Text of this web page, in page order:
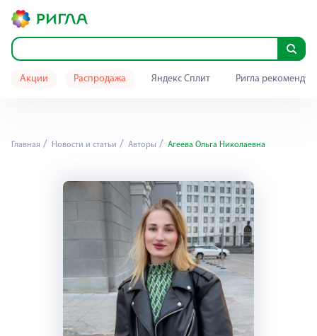
Акции Распродажа Яндекс Сплит Ригла
Главная Новости и статьи Авторы Агеева Ольга Николаевна